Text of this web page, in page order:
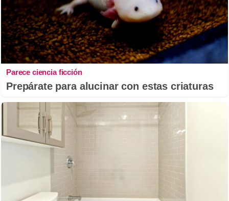
Parece ciencia ficción
Prepárate para alucinar con estas criaturas